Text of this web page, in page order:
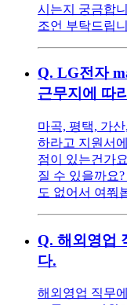
시는지 궁금합
조언 부탁드립
Q. LG전자
근무지에 따
마곡, 평택, 가
하라고 지원서
점이 있는건가
질 수 있을까요
도 없어서 여쭤
Q. 해외영업
다.
해외영업 직무